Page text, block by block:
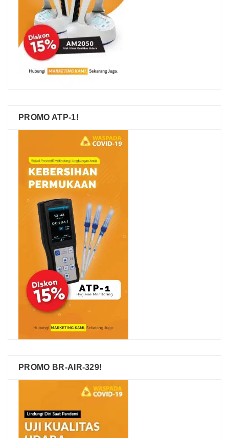
PROMO ATP-1!
PROMO BR-AIR-329!